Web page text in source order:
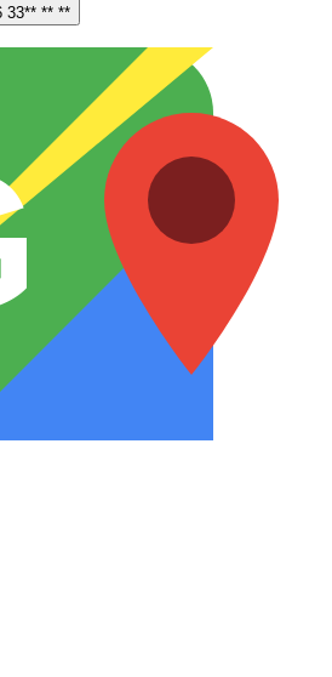
33** ** **